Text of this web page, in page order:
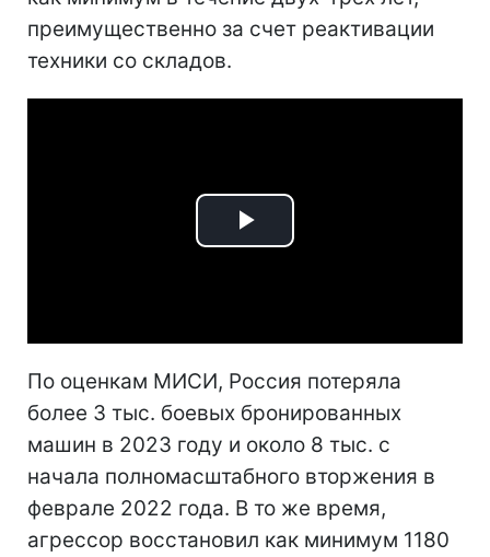
преимущественно за счет реактивации
техники со складов.
Play
По оценкам МИСИ, Россия потеряла
более 3 тыс. боевых бронированных
машин в 2023 году и около 8 тыс. с
начала полномасштабного вторжения в
феврале 2022 года. В то же время,
агрессор восстановил как минимум 1180